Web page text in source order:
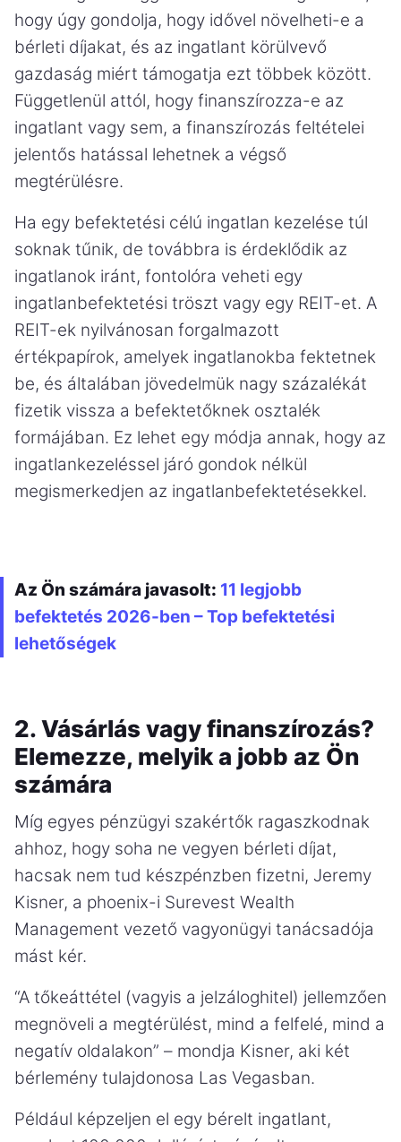
hogy úgy gondolja, hogy idővel növelheti-e a
bérleti díjakat, és az ingatlant körülvevő
gazdaság miért támogatja ezt többek között.
Függetlenül attól, hogy finanszírozza-e az
ingatlant vagy sem, a finanszírozás feltételei
jelentős hatással lehetnek a végső
megtérülésre.
Ha egy befektetési célú ingatlan kezelése túl
soknak tűnik, de továbbra is érdeklődik az
ingatlanok iránt, fontolóra veheti egy
ingatlanbefektetési tröszt vagy egy REIT-et. A
REIT-ek nyilvánosan forgalmazott
értékpapírok, amelyek ingatlanokba fektetnek
be, és általában jövedelmük nagy százalékát
fizetik vissza a befektetőknek osztalék
formájában. Ez lehet egy módja annak, hogy az
ingatlankezeléssel járó gondok nélkül
megismerkedjen az ingatlanbefektetésekkel.
Az Ön számára javasolt: 11 legjobb
befektetés 2026-ben – Top befektetési
lehetőségek
2. Vásárlás vagy finanszírozás?
Elemezze, melyik a jobb az Ön
számára
Míg egyes pénzügyi szakértők ragaszkodnak
ahhoz, hogy soha ne vegyen bérleti díjat,
hacsak nem tud készpénzben fizetni, Jeremy
Kisner, a phoenix-i Surevest Wealth
Management vezető vagyonügyi tanácsadója
mást kér.
“A tőkeáttétel (vagyis a jelzáloghitel) jellemzően
megnöveli a megtérülést, mind a felfelé, mind a
negatív oldalakon” – mondja Kisner, aki két
bérlemény tulajdonosa Las Vegasban.
Például képzeljen el egy bérelt ingatlant,